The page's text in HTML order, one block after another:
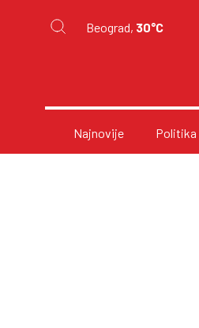
Beograd, 30°C
Najnovije Politika